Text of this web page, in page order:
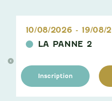
LA PANNE 2
10/08/2026 - 19/08/
Inscription